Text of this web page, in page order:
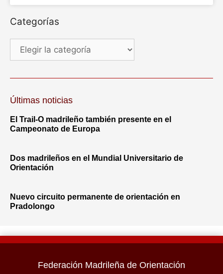
Categorías
Últimas noticias
El Trail-O madrileño también presente en el
Campeonato de Europa
Dos madrileños en el Mundial Universitario de
Orientación
Nuevo circuito permanente de orientación en
Pradolongo
Federación Madrileña de Orientación